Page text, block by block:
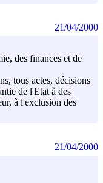
des finances et de
tous actes, décisions
de l'Etat à des
à l'exclusion des
21/04/2000
21/04/2000